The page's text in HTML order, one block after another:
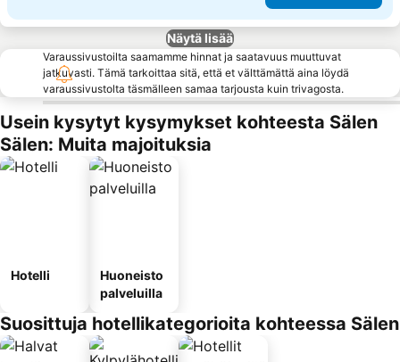
Näytä lisää
Varaussivustoilta saamamme hinnat ja saatavuus muuttuvat
jatkuvasti. Tämä tarkoittaa sitä, että et välttämättä aina löydä
varaussivustolta täsmälleen samaa tarjousta kuin trivagosta.
Usein kysytyt kysymykset kohteesta Sälen
Sälen: Muita majoituksia
Hotelli
Huoneisto
palveluilla
Suosittuja hotellikategorioita kohteessa Sälen